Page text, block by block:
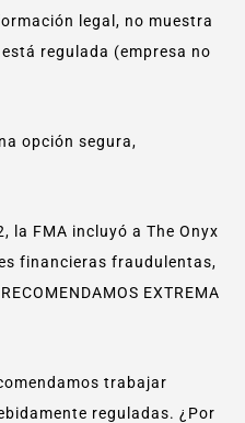
legal, no muestra
regulada (empresa no
opción segura,
la FMA incluyó a The Onyx
financieras fraudulentas,
EXTREMA
trabajar
reguladas. ¿Por